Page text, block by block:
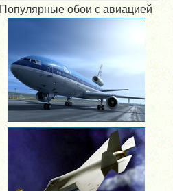
Популярные обои с авиацией